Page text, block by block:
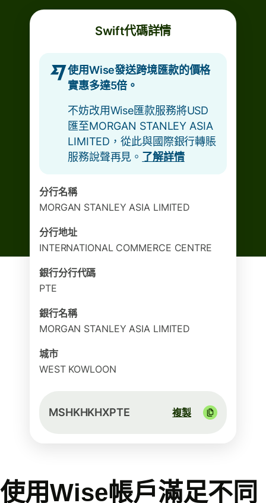
Swift代碼詳情
使用Wise發送跨境匯款的價格
實惠多達5倍。
不妨改用Wise匯款服務將USD
匯至MORGAN STANLEY ASIA
LIMITED，從此與國際銀行轉賬
服務說聲再見。 了解詳情
分行名稱
MORGAN STANLEY ASIA LIMITED
分行地址
INTERNATIONAL COMMERCE CENTRE
銀行分行代碼
PTE
銀行名稱
MORGAN STANLEY ASIA LIMITED
城市
WEST KOWLOON
MSHKHKHXPTE 複製
使用Wise帳戶滿足不同